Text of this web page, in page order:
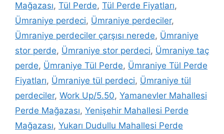
Mağazası, Tül Perde, Tül Perde Fiyatları,
Ümraniye perdeci, Ümraniye perdeciler,
Ümraniye perdeciler çarşısı nerede, Ümraniye
stor perde, Ümraniye stor perdeci, Ümraniye taç
perde, Ümraniye Tül Perde, Ümraniye Tül Perde
Fiyatları, Ümraniye tül perdeci, Ümraniye tül
perdeciler, Work Up/5.50, Yamanevler Mahallesi
Perde Mağazası, Yenişehir Mahallesi Perde
Mağazası, Yukarı Dudullu Mahallesi Perde